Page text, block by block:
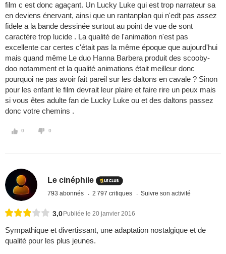
film c est donc agaçant. Un Lucky Luke qui est trop narrateur sa
en deviens énervant, ainsi que un rantanplan qui n'edt pas assez
fidele a la bande dessinée surtout au point de vue de sont
caractère trop lucide . La qualité de l'animation n'est pas
excellente car certes c'était pas la même époque que aujourd'hui
mais quand même Le duo Hanna Barbera produit des scooby-
doo notamment et la qualité animations était meilleur donc
pourquoi ne pas avoir fait pareil sur les daltons en cavale ? Sinon
pour les enfant le film devrait leur plaire et faire rire un peux mais
si vous êtes adulte fan de Lucky Luke ou et des daltons passez
donc votre chemins .
0 0
Le cinéphile
793 abonnés 2 797 critiques Suivre son activité
3,0 Publiée le 20 janvier 2016
Sympathique et divertissant, une adaptation nostalgique et de
qualité pour les plus jeunes.